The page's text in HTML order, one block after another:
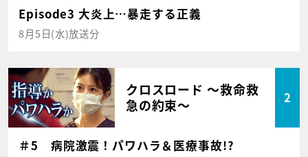
Episode3 大炎上…暴走する正義
8月5日(水)放送分
クロスロード ～救命救
急の約束～
2
＃5 病院激震！パワハラ＆医療事故!?